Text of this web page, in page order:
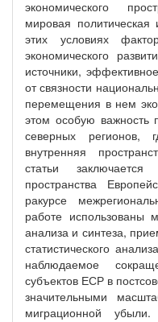
экономического
мировая политическая
этих условиях
экономического
источники,
от связности
перемещения в нем
этом особую важность
северных регионов,
внутренняя
статьи
пространства
ракурсе
работе использованы
анализа и синтеза,
статистического
наблюдаемое
субъектов ЕСР в
значительными
миграционной